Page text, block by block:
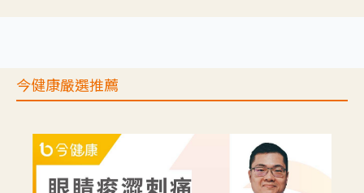
今健康嚴選推薦